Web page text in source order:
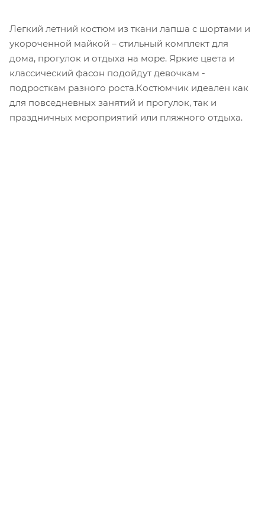
Легкий летний костюм из ткани лапша с шортами и
укороченной майкой – стильный комплект для
дома, прогулок и отдыха на море. Яркие цвета и
классический фасон подойдут девочкам -
подросткам разного роста.Костюмчик идеален как
для повседневных занятий и прогулок, так и
праздничных мероприятий или пляжного отдыха.